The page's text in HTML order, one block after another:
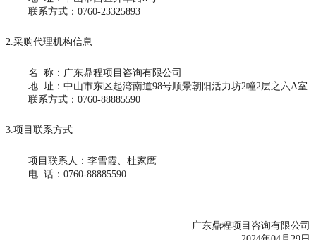
联系方式： 0760-23325893
2.采购代理机构信息
名
称：广东鼎程项目咨询有限公司
地 址：中山市东区起湾南道98号顺景朝阳活力坊2幢2层之六A室
联系方式： 0760-88885590
3.项目联系方式
项目联系人：李雪霞、杜家鹰
电 话：0760-88885590
广东鼎程项目咨询有限公司